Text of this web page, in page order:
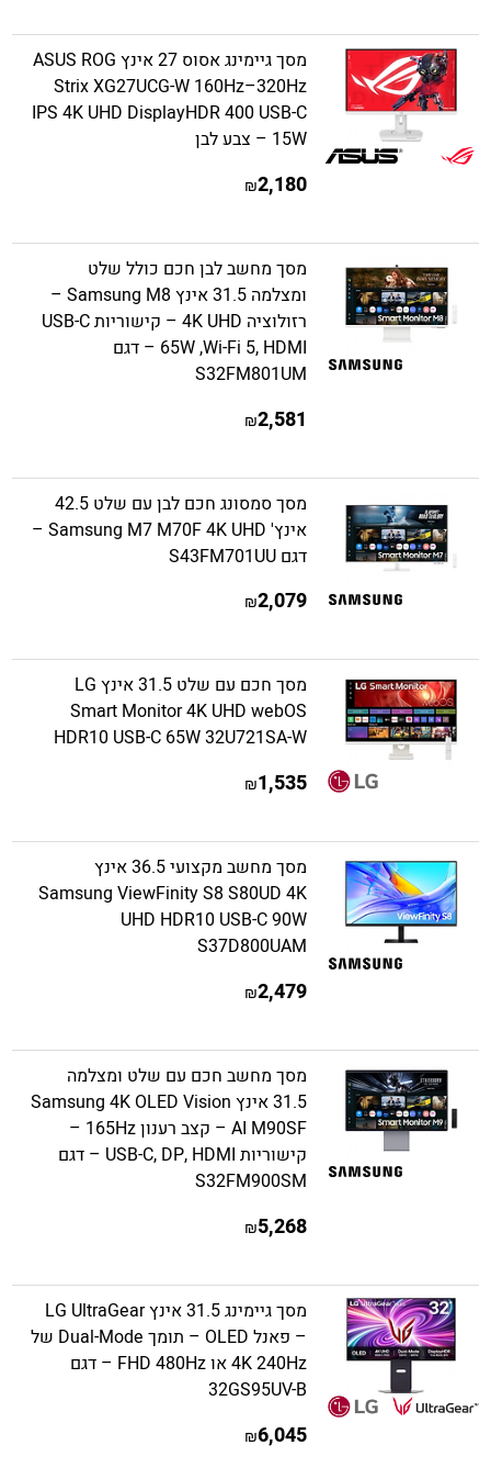
מסך גיימינג אסוס 27 אינץ ASUS ROG
Strix XG27UCG-W 160Hz–320Hz
IPS 4K UHD DisplayHDR 400 USB-C
15W – צבע לבן
2,180
₪
מסך מחשב לבן חכם כולל שלט
ומצלמה 31.5 אינץ Samsung M8 –
רזולוציה 4K UHD – קישוריות USB-C
65W ,Wi-Fi 5, HDMI – דגם
S32FM801UM
2,581
₪
מסך סמסונג חכם לבן עם שלט 42.5
אינץ' Samsung M7 M70F 4K UHD –
דגם S43FM701UU
2,079
₪
מסך חכם עם שלט 31.5 אינץ LG
Smart Monitor 4K UHD webOS
HDR10 USB-C 65W 32U721SA-W
1,535
₪
מסך מחשב מקצועי 36.5 אינץ
Samsung ViewFinity S8 S80UD 4K
UHD HDR10 USB-C 90W
S37D800UAM
2,479
₪
מסך מחשב חכם עם שלט ומצלמה
31.5 אינץ Samsung 4K OLED Vision
AI M90SF – קצב רענון 165Hz –
קישוריות USB-C, DP, HDMI – דגם
S32FM900SM
5,268
₪
מסך גיימינג 31.5 אינץ LG UltraGear
– פאנל OLED – תומך Dual-Mode של
4K 240Hz או FHD 480Hz – דגם
32GS95UV-B
6,045
₪